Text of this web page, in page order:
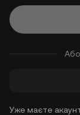
Уже маєте